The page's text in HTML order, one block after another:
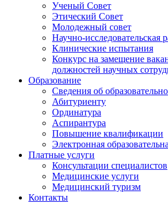
Ученый Совет
Этический Совет
Молодежный совет
Научно-исследовательская
Клинические испытания
Конкурс на замещение
должностей научных
Образование
Сведения об
Абитуриенту
Ординатура
Аспирантура
Повышение квалификации
Электронная
Платные услуги
Консультации специалистов
Медицинские услуги
Медицинский туризм
Контакты